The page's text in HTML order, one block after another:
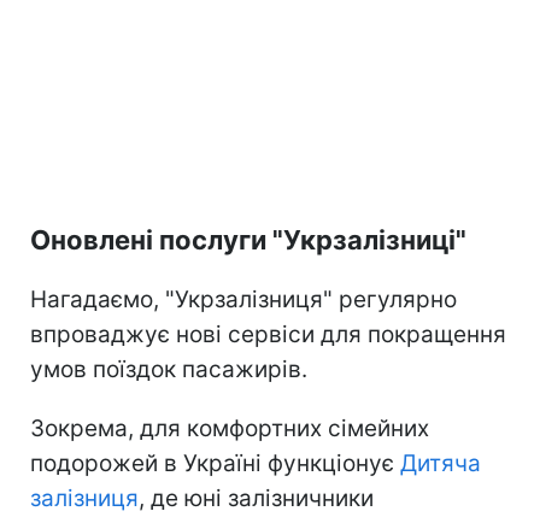
Оновлені послуги "Укрзалізниці"
Нагадаємо, "Укрзалізниця" регулярно
впроваджує нові сервіси для покращення
умов поїздок пасажирів.
Зокрема, для комфортних сімейних
подорожей в Україні функціонує Дитяча
залізниця, де юні залізничники